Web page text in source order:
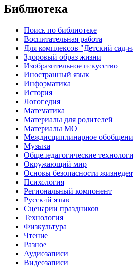
Библиотека
Поиск по библиотеке
Воспитательная работа
Для комплексов "Детский сад-
Здоровый образ жизни
Изобразительное искусство
Иностранный язык
Информатика
История
Логопедия
Математика
Материалы для родителей
Материалы МО
Междисциплинарное
Музыка
Общепедагогические
Окружающий мир
Основы безопасности
Психология
Региональный компонент
Русский язык
Сценарии праздников
Технология
Физкультура
Чтение
Разное
Аудиозаписи
Видеозаписи